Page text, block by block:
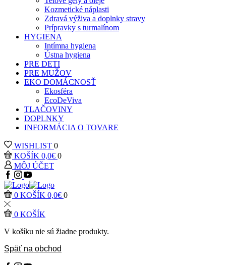
Kozmetické náplasti
Zdravá výživa a doplnky stravy
Prípravky s turmalínom
HYGIENA
Intímna hygiena
Ústna hygiena
PRE DETI
PRE MUŽOV
EKO DOMÁCNOSŤ
Ekosféra
EcoDeViva
TLAČOVINY
DOPLNKY
INFORMÁCIA O TOVARE
WISHLIST 0
KOŠÍK 0,0€ 0
MÔJ ÚČET
0 KOŠÍK 0,0€ 0
0 KOŠÍK
V košíku nie sú žiadne produkty.
Späť na obchod